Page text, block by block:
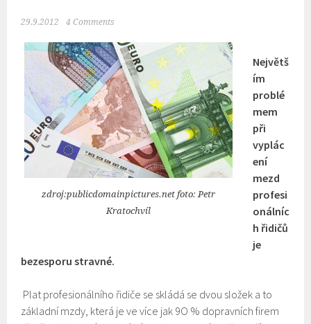
29.9.2012 4 Comments
zdroj:publicdomainpictures.net foto: Petr
Kratochvíl
Největš
ím
problé
mem
při
vyplác
ení
mezd
profesi
onálníc
h řidičů
je
bezesporu stravné.
Plat profesionálního řidiče se skládá se dvou složek a to
základní mzdy, která je ve více jak 9O % dopravních firem